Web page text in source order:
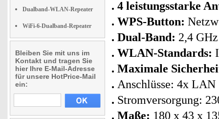
Dualband-WLAN-Repeater
WiFi-6-Dualband-Repeater
Bleiben Sie mit uns im
Kontakt und tragen Sie
hier Ihre E-Mail-Adresse
für unsere HotPrice-Mail
ein:
4 leistungsstarke
WPS-Button:
Dual-Band: 2,4
WLAN-Standards:
Maximale
Anschlüsse: 4x
Stromversorgung:
Maße: 180 x 43 x